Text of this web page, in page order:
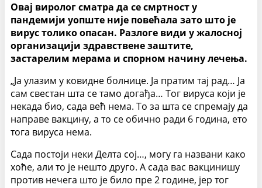
Овај виролог сматра да се смртност у
пандемији уопште није повећала зато што је
вирус толико опасан. Разлоге види у жалосној
организацији здравствене заштите,
застарелим мерама и спорном начину лечења.
„Ја улазим у ковидне болнице. Ја пратим тај рад… Ја
сам свестан шта се тамо догађа… Тог вируса који је
некада био, сада већ нема. То за шта се спремају да
направе вакцину, а то се обично ради 6 година, ето
тога вируса нема.
Сада постоји неки Делта сој…, могу га названи како
хоће, али то је нешто друго. А сада вас вакцинишу
против нечега што је било пре 2 године, јер тог